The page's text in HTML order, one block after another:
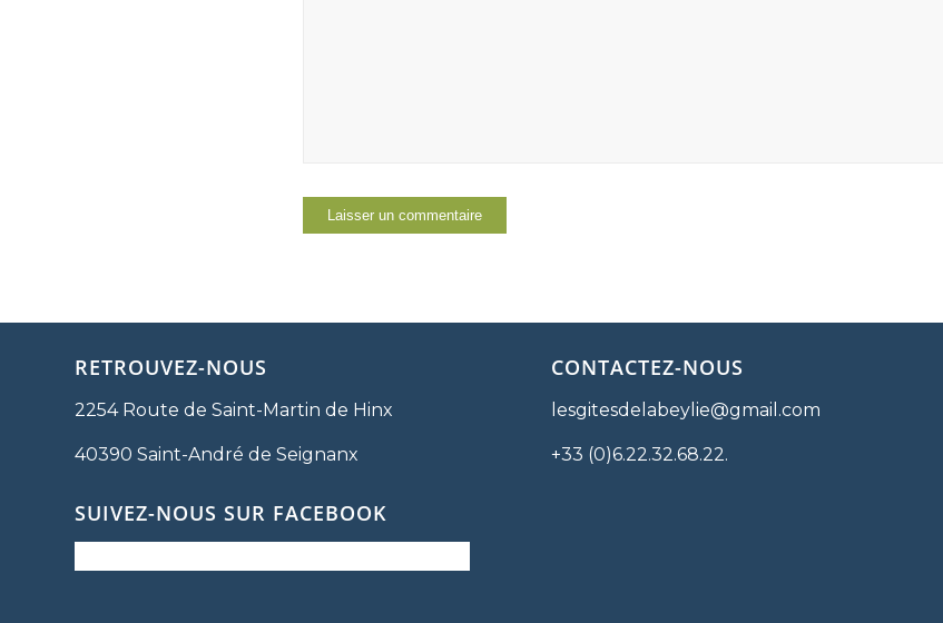
RETROUVEZ-NOUS
2254 Route de Saint-Martin de Hinx
40390 Saint-André de Seignanx
SUIVEZ-NOUS SUR FACEBOOK
CONTACTEZ-NOUS
lesgitesdelabeylie@gmail.com
+33 (0)6.22.32.68.22.